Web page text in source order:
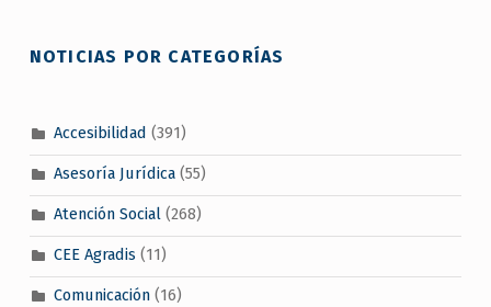
NOTICIAS POR CATEGORÍAS
Accesibilidad (391)
Asesoría Jurídica(55)
Atención Social(268)
CEE Agradis (11)
Comunicación(16)